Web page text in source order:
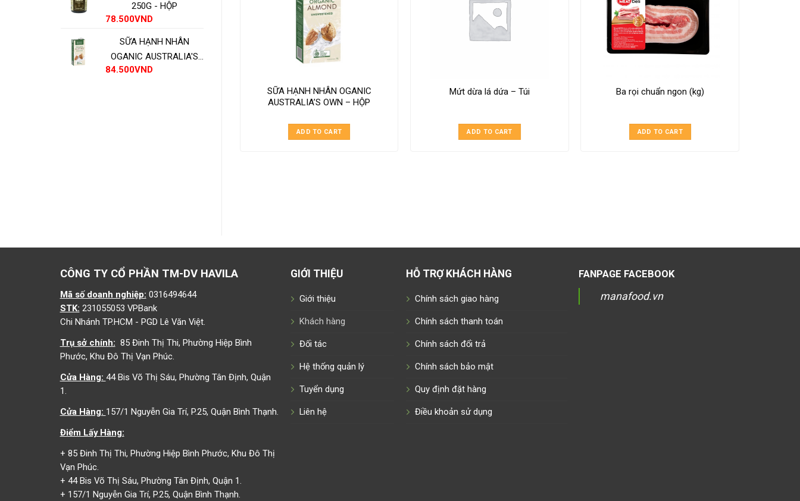
250G - HỘP
78.500VND
SỮA HẠNH NHÂN
OGANIC AUSTRALIA'S
OWN - HỘP
84.500VND
SỮA HẠNH NHÂN OGANIC
AUSTRALIA’S OWN – HỘP
ADD TO CART
Mứt dừa lá dứa – Túi
ADD TO CART
Ba rọi chuẩn ngon (kg)
ADD TO CART
CÔNG TY CỔ PHẦN TM-DV HAVILA
Mã số doanh nghiệp: 0316494644
STK: 231055053 VPBank
Chi Nhánh TP.HCM - PGD Lê Văn Việt.
Trụ sở chính: 85 Đinh Thị Thi, Phường Hiệp Bình
Phước, Khu Đô Thị Vạn Phúc.
Cửa Hàng: 44 Bis Võ Thị Sáu, Phường Tân Định, Quận
1.
Cửa Hàng: 157/1 Nguyễn Gia Trí, P.25, Quận Bình Thạnh.
Điểm Lấy Hàng:
+ 85 Đinh Thị Thi, Phường Hiệp Bình Phước, Khu Đô Thị
Vạn Phúc.
+ 44 Bis Võ Thị Sáu, Phường Tân Định, Quận 1.
+ 157/1 Nguyễn Gia Trí, P.25, Quận Bình Thạnh.
GIỚI THIỆU
Giới thiệu
Khách hàng
Đối tác
Hệ thống quản lý
Tuyển dụng
Liên hệ
HỖ TRỢ KHÁCH HÀNG
Chính sách giao hàng
Chính sách thanh toán
Chính sách đổi trả
Chính sách bảo mật
Quy định đặt hàng
Điều khoản sử dụng
FANPAGE FACEBOOK
manafood.vn